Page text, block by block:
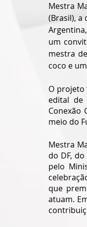
Mestra
(Brasil), a
um
mestra
coco e
O projeto
edital de
Conexão
meio do
Mestra
do DF,
pelo
que
atuam.